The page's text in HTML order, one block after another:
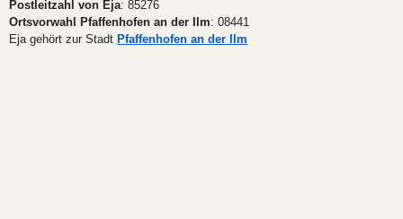
Postleitzahl von Eja: 85276
Ortsvorwahl Pfaffenhofen an der Ilm: 08441
Eja gehört zur Stadt Pfaffenhofen an der Ilm